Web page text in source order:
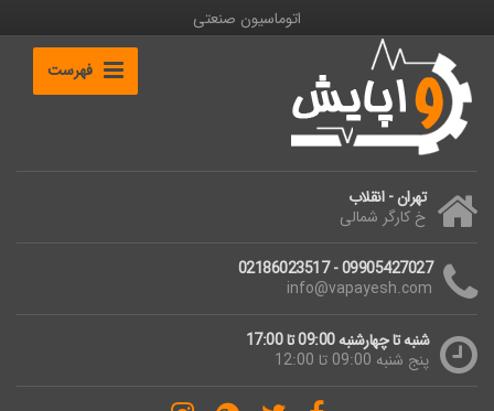
اتوماسیون صنعتی
فهرست
تهران - انقلاب
خ کارگر شمالی
09905427027 - 02186023517
info@vapayesh.com
شنبه تا چهارشنبه 09:00 تا 17:00
پنج شنبه 09:00 تا 12:00